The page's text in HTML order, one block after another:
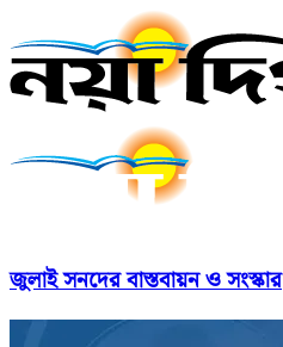
জুলাই সনদের বাস্তবায়ন ও সংস্কার